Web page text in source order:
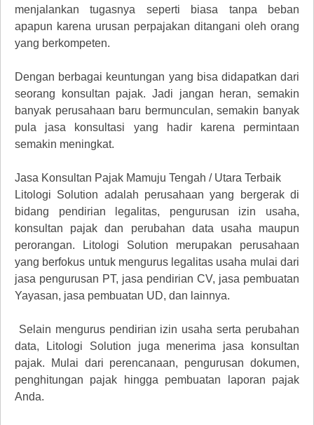
menjalankan tugasnya seperti biasa tanpa beban
apapun karena urusan perpajakan ditangani oleh orang
yang berkompeten.
Dengan berbagai keuntungan yang bisa didapatkan dari
seorang konsultan pajak. Jadi jangan heran, semakin
banyak perusahaan baru bermunculan, semakin banyak
pula jasa konsultasi yang hadir karena permintaan
semakin meningkat.
Jasa Konsultan Pajak Mamuju Tengah / Utara Terbaik
Litologi Solution adalah perusahaan yang bergerak di
bidang pendirian legalitas, pengurusan izin usaha,
konsultan pajak dan perubahan data usaha maupun
perorangan. Litologi Solution merupakan perusahaan
yang berfokus untuk mengurus legalitas usaha mulai dari
jasa pengurusan PT, jasa pendirian CV, jasa pembuatan
Yayasan, jasa pembuatan UD, dan lainnya.
Selain mengurus pendirian izin usaha serta perubahan
data, Litologi Solution juga menerima jasa konsultan
pajak. Mulai dari perencanaan, pengurusan dokumen,
penghitungan pajak hingga pembuatan laporan pajak
Anda.